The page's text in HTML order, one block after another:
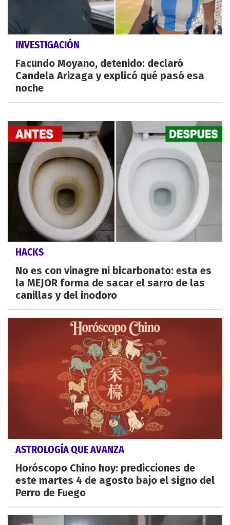
INVESTIGACIÓN
Facundo Moyano, detenido: declaró
Candela Arizaga y explicó qué pasó esa
noche
HACKS
No es con vinagre ni bicarbonato: esta es
la MEJOR forma de sacar el sarro de las
canillas y del inodoro
ASTROLOGÍA QUE AVANZA
Horóscopo Chino hoy: predicciones de
este martes 4 de agosto bajo el signo del
Perro de Fuego